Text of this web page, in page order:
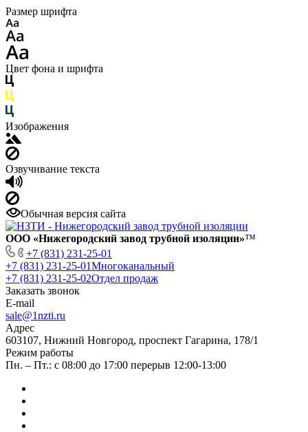
Размер шрифта
Цвет фона и шрифта
Изображения
Озвучивание текста
Обычная версия сайта
ООО «Нижегородский завод трубной изоляции»™
+7 (831) 231-25-01
+7 (831) 231-25-01Многоканальный
+7 (831) 231-25-02Отдел продаж
Заказать звонок
E-mail
sale@1nzti.ru
Адрес
603107, Нижний Новгород, проспект Гагарина, 178/1
Режим работы
Пн. – Пт.: с 08:00 до 17:00 перерыв 12:00-13:00